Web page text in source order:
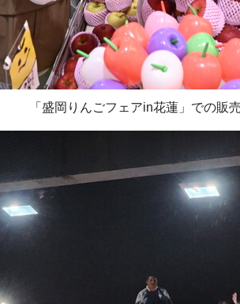
「盛岡りんごフェアin花蓮」での販